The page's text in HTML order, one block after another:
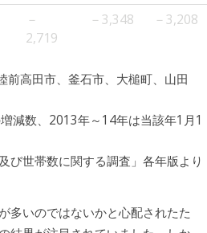
－
2,719
－3,348 －3,208
高田市、釜石市、大槌町、山田
減数、2013年～14年は当該年1月1
び世帯数に関する調査」各年版より
多いのではないかと心配されたた